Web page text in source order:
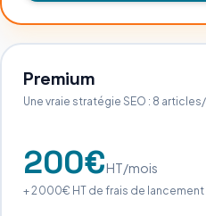
Premium
Une vraie stratégie SEO : 8
200€HT/mois
+2 000€ HT de frais de lancement